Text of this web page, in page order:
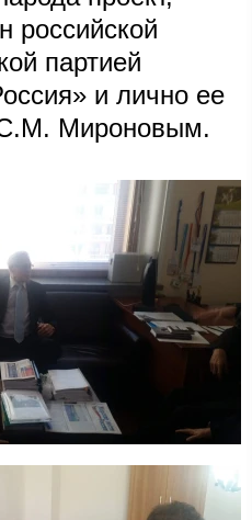
российской
партией
и лично ее
С.М. Мироновым.